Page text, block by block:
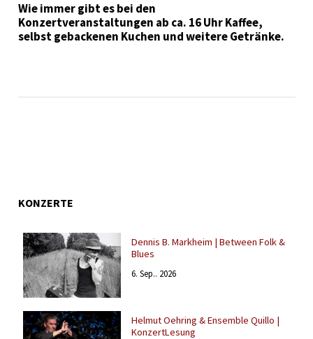
Wie immer gibt es bei den
Konzertveranstaltungen ab ca. 16 Uhr Kaffee,
selbst gebackenen Kuchen und weitere Getränke.
KONZERTE
Dennis B. Markheim | Between Folk &
Blues
6. Sep.. 2026
Helmut Oehring & Ensemble Quillo |
KonzertLesung